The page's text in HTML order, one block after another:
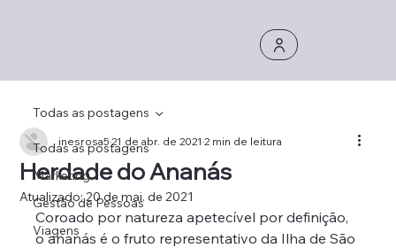
Todas as postagens
Marketing
Gestão de Pessoas
Viagens
Todas as postagens
Herdade do Ananás
inesrosa521 de abr. de 20212 min de leitura
Atualizado:20 de mai. de 2021
Coroado por natureza apetecível por definição,
o ananás é o fruto representativo da Ilha de São